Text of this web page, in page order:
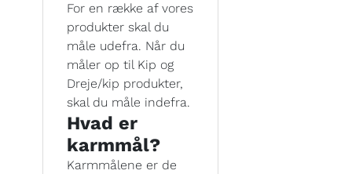
For en række af vores
produkter skal du
måle udefra. Når du
måler op til Kip og
Dreje/kip produkter,
skal du måle indefra.
Hvad er
karmmål?
Karmmålene er de